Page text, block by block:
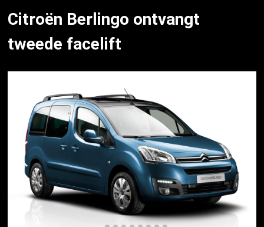
Citroën Berlingo ontvangt
tweede facelift